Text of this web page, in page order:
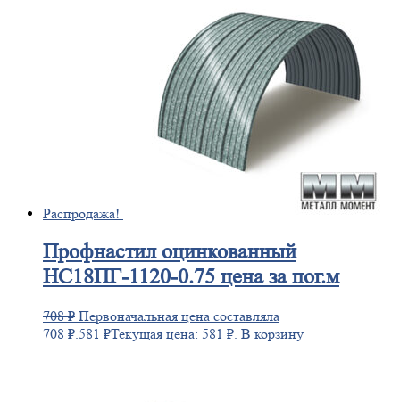
Распродажа!
Профнастилоцинкованный
НС18ПГ-1120-0.75 цена за пог.м
708₽ Первоначальная цена составляла
708 ₽.581 ₽Текущая цена: 581 ₽. В корзину